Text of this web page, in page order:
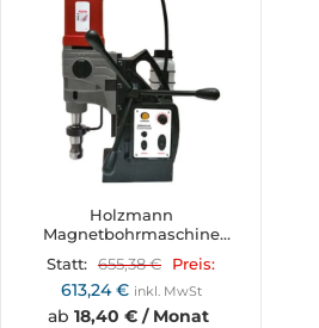
Holzmann
Magnetbohrmaschine
Statt: 655,38€ Preis:
613,24€ inkl. MwSt
ab 18,40 € / Monat